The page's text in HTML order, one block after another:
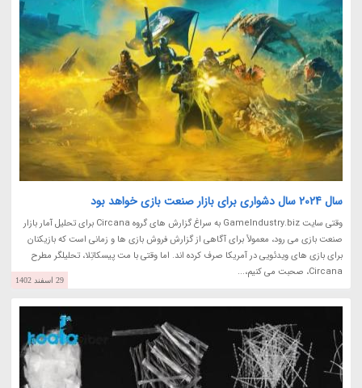
سال 2024 سال دشواری برای بازار صنعت بازی خواهد بود
وقتی سایت GameIndustry.biz به سراغ گزارش های گروه Circana برای تحلیل آمار بازار
صنعت بازی می رود، معمولاً برای آگاهی از گزارش فروش بازی ها و زمانی است که بازیکنان
برای بازی های ویدئویی در آمریکا صرف کرده اند. اما وقتی با مت پیسکاتِلا، تحلیلگر مطرح
Circana، صحبت می کنیم،...
29 اسفند 1402